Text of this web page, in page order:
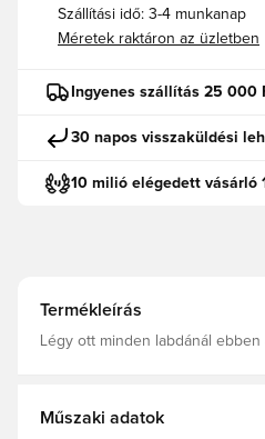
Szállítási idő: 3-4 munkanap
Méretek raktáron az üzletben
Ingyenes szállítás 25 000
30 napos visszaküldési
10 milió elégedett vásárló
Termékleírás
Légy ott minden labdánál
körülmény között. Könnyű
Műszaki adatok